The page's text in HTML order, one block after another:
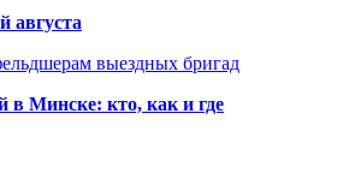
августа
выездных бригад
в Минске: кто, как и где